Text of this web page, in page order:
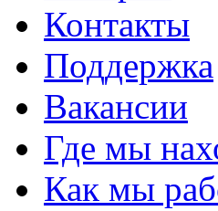
Контакты
Поддержка
Вакансии
Где мы
Как мы